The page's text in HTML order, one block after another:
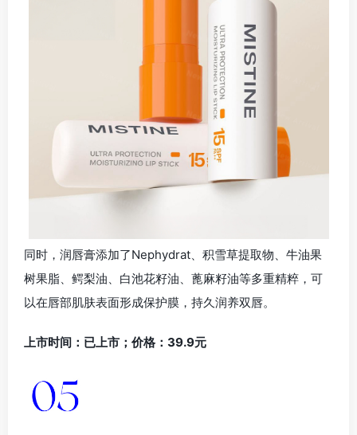
同时，润唇膏添加了Nephydrat、积雪草提取物、牛油果
树果脂、鳄梨油、白池花籽油、蓖麻籽油等多重精粹，可
以在唇部肌肤表面形成保护膜，持久润养双唇。
上市时间：已上市；价格：39.9元